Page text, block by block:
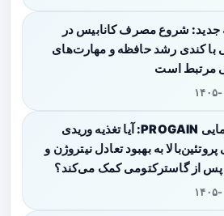
جدید: شروع مصرف کانابیس در
با کندی رشد حافظه و مهارت‌های
مرتبط است
۱۷
طرح‌آزمایی PROGAIN: آیا تغذیه وریدی
به بهبود تعادل نیتروژن و
پس از گاسترکتومی کمک می‌کند؟
۱۷